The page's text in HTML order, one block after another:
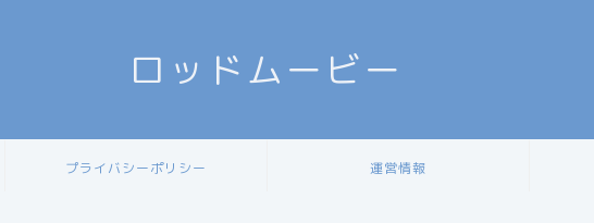
ロッドムービー
プライバシーポリシー 運営情報